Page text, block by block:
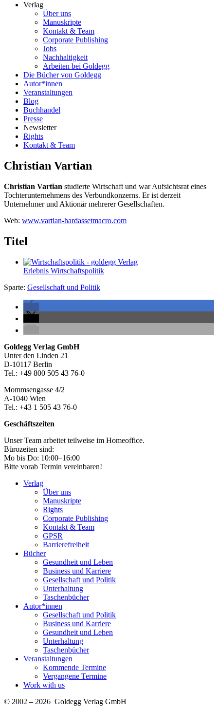
Verlag
Über uns
Manuskripte
Kontakt & Team
Corporate Publishing
Jobs
Nachhaltigkeit
Arbeiten bei Goldegg
Die Bücher von Goldegg
Autor*innen
Veranstaltungen
Blog
Buchhandel
Presse
Newsletter
Rights
Kontakt & Team
Christian Vartian
Christian Vartian studierte Wirtschaft und war Aufsichtsrat eines
Tochterunternehmens des Verbundkonzerns. Er ist derzeit
Unternehmer und Aktionär mehrerer Gesellschaften.
Web: www.vartian-hardassetmacro.com
Titel
Erlebnis Wirtschaftspolitik
Sparte: Gesellschaft und Politik
Seitenleiste
Footer-
Section
Goldegg Verlag GmbH
Unter den Linden 21
D-10117 Berlin
Tel.: +49 800 505 43 76-0
Mommsengasse 4/2
A-1040 Wien
Tel.: +43 1 505 43 76-0
Geschäftszeiten
Unser Team arbeitet teilweise im Homeoffice.
Bürozeiten sind:
Mo bis Do: 10:00–16:00
Bitte vorab Termin vereinbaren!
Verlag
Über uns
Manuskripte
Rights
Corporate Publishing
Kontakt & Team
GPSR
Barrierefreiheit
Bücher
Gesundheit und Leben
Business und Karriere
Gesellschaft und Politik
Unterhaltung
Taschenbücher
Autor*innen
Gesellschaft und Politik
Business und Karriere
Gesundheit und Leben
Unterhaltung
Taschenbücher
Veranstaltungen
Kommende Termine
Vergangene Termine
Work with us
© 2002 – 2026 Goldegg Verlag GmbH